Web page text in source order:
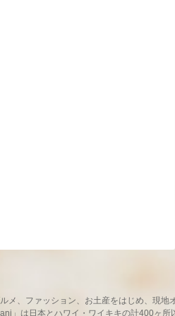
、ファッション、お土産をはじめ、現地
」は日本とハワイ・ワイキキの計400ヶ所